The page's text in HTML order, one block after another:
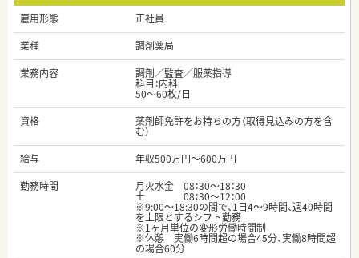
雇用形態
正社員
業種
調剤薬局
業務内容
調剤／監査／服薬指導
科目：内科
50～60枚/日
資格
薬剤師免許をお持ちの方（取得見込みの方を含
む）
給与
年収500万円～600万円
勤務時間
月火水金 08：30～18：30
土 08：30～12：00
※9:00～18:30の間で、1日4～9時間、週40時間
を上限とするシフト勤務
※1ヶ月単位の変形労働時間制
※休憩 実働6時間超の場合45分、実働8時間超
の場合60分